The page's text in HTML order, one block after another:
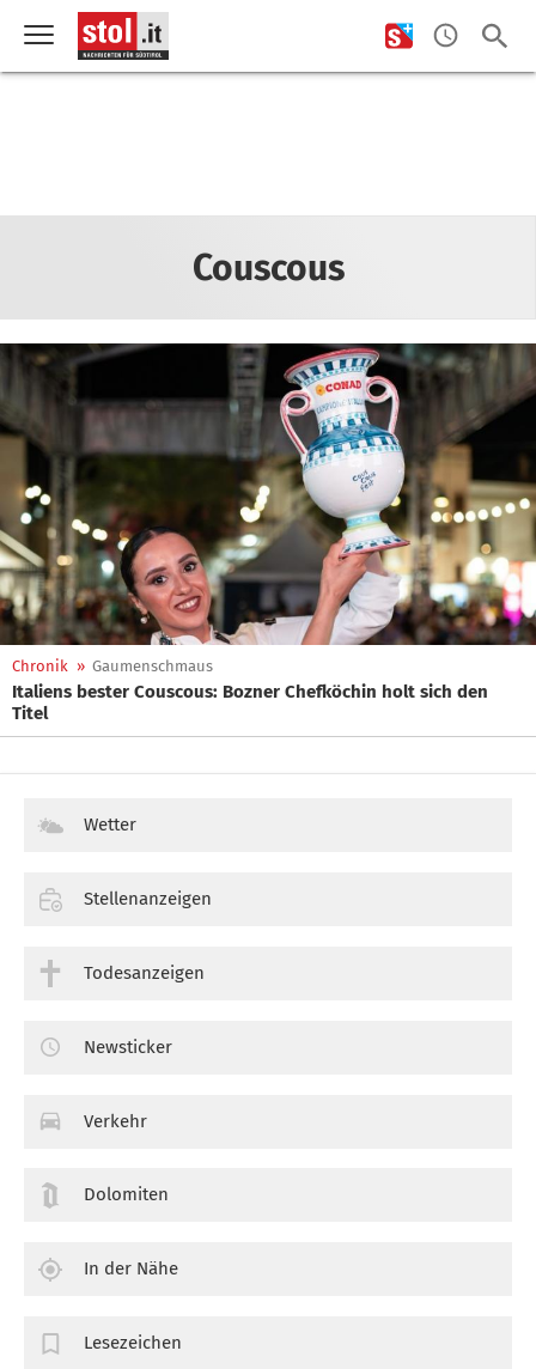
Couscous
Chronik » Gaumenschmaus
Italiens bester Couscous: Bozner Chefköchin holt sich den
Titel
Wetter
Stellenanzeigen
Todesanzeigen
Newsticker
Verkehr
Dolomiten
In der Nähe
Lesezeichen